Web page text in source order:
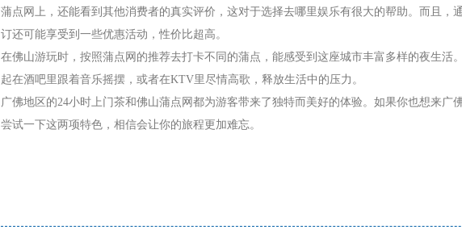
蒲点网上，还能看到其他消费者的真实评价，这对于选择去哪里娱乐有很大的帮助。而且，
订还可能享受到一些优惠活动，性价比超高。
在佛山游玩时，按照蒲点网的推荐去打卡不同的蒲点，能感受到这座城市丰富多样的夜生活
起在酒吧里跟着音乐摇摆，或者在KTV里尽情高歌，释放生活中的压力。
广佛地区的24小时上门茶和佛山蒲点网都为游客带来了独特而美好的体验。如果你也想来广
尝试一下这两项特色，相信会让你的旅程更加难忘。